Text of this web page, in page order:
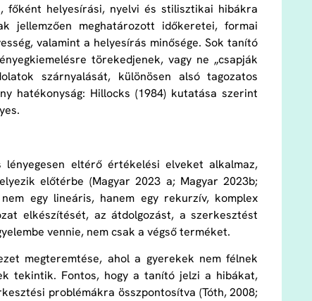
főként helyesírási, nyelvi és stilisztikai hibákra
jellemzően meghatározott időkeretei, formai
valamint a helyesírás minősége. Sok tanító
törekedjenek, vagy ne „csapják
szárnyalását, különösen alsó tagozatos
hatékonyság: Hillocks (1984) kutatása szerint
eltérő értékelési elveket alkalmaz,
előtérbe (Magyar 2023 a; Magyar 2023b;
egy lineáris, hanem egy rekurzív, komplex
elkészítését, az átdolgozást, a szerkesztést
vennie, nem csak a végső terméket.
megteremtése, ahol a gyerekek nem félnek
tekintik. Fontos, hogy a tanító jelzi a hibákat,
problémákra összpontosítva (Tóth, 2008;